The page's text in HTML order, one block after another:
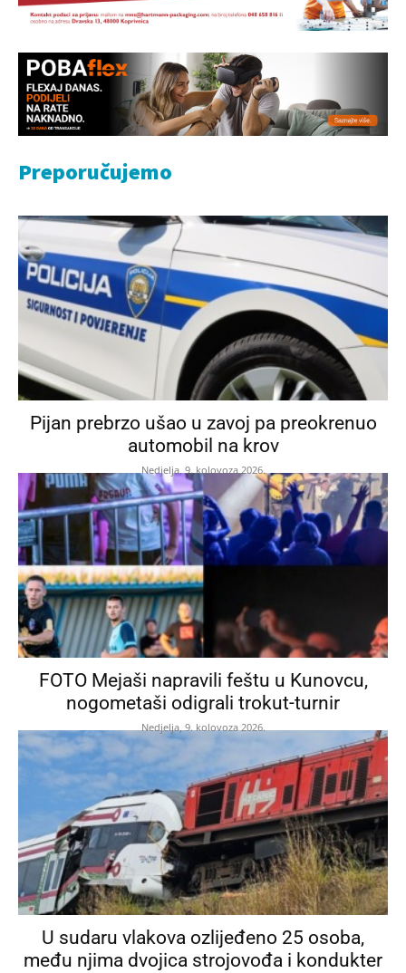
Preporučujemo
Pijan prebrzo ušao u zavoj pa preokrenuo
automobil na krov
Nedjelja, 9. kolovoza 2026.
FOTO Mejaši napravili feštu u Kunovcu,
nogometaši odigrali trokut-turnir
Nedjelja, 9. kolovoza 2026.
U sudaru vlakova ozlijeđeno 25 osoba,
među njima dvojica strojovođa i kondukter